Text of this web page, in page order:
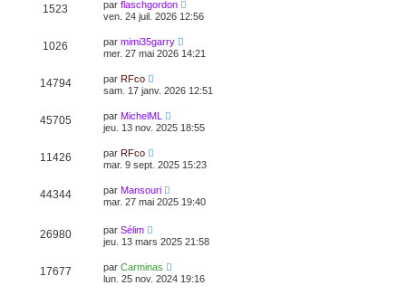
s
s
g
e
e
e
s
g
1523 par flaschgordon
ven. 24 juil. 2026 12:56
1026 par mimi35garry
mer. 27 mai 2026 14:21
14794 par RFco
sam. 17 janv. 2026 12:51
45705 par MichelML
jeu. 13 nov. 2025 18:55
11426 par RFco
mar. 9 sept. 2025 15:23
44344 par Mansouri
mar. 27 mai 2025 19:40
26980 par Sélim
jeu. 13 mars 2025 21:58
17677 par Carminas
lun. 25 nov. 2024 19:16